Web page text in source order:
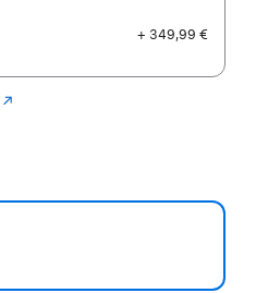
+ 349,99 €
Final
(Öffnet